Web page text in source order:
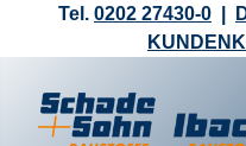
Tel. 0202 27430-0